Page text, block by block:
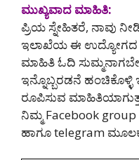
ಮುಖ್ಯವಾದ ಮಾಹಿತಿ:
ಪ್ರಿಯ ಸ್ನೇಹಿತರೆ, ನಾವು
ಇಲಾಖೆಯ ಈ ಉದ್ಯೋಗದ
ಮಾಹಿತಿ ಓದಿ
ಇನ್ನೊಬ್ಬರಡನೆ ಹಂಚಿಕೊಳ್ಳಿ
ರೂಪಿಸುವ
ನಿಮ್ಮ Facebook
ಹಾಗೂ telegram